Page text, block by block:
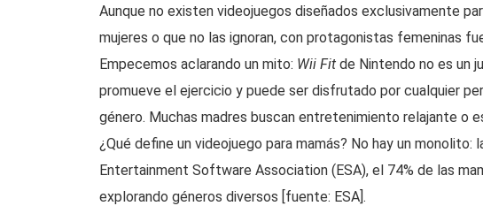
Aunque no existen videojuegos diseñados exclusivamente
mujeres o que no las ignoran, con protagonistas femeninas
Empecemos aclarando un mito: Wii Fit de Nintendo no es un
promueve el ejercicio y puede ser disfrutado por cualquier
género. Muchas madres buscan entretenimiento relajante o
¿Qué define un videojuego para mamás? No hay un monolito:
Entertainment Software Association (ESA), el 74% de las
explorando géneros diversos [fuente: ESA].